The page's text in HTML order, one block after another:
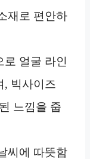
재로 편안하
얼굴 라인
, 빅사이즈
느낌을 줍
씨에 따뜻함